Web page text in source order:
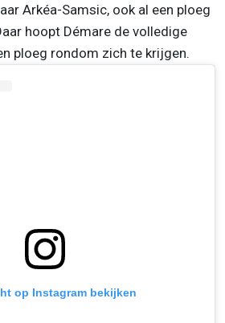
Arkéa-Samsic, ook al een ploeg
hoopt Démare de volledige
ploeg rondom zich te krijgen.
op Instagram bekijken